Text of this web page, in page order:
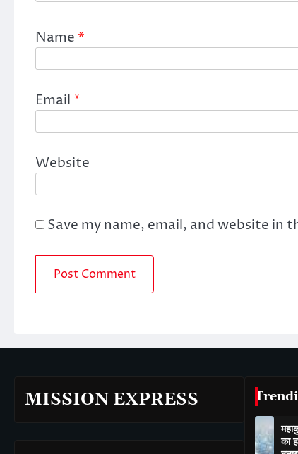
Name *
Email *
Website
Save my name, email, and website
MISSION EXPRESS
का